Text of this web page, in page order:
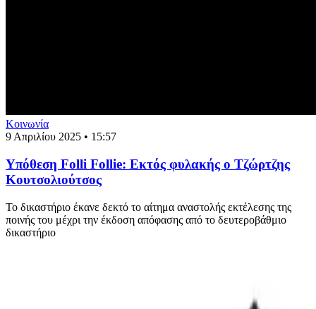
Κοινωνία
9 Απριλίου 2025 • 15:57
Υπόθεση Folli Follie: Εκτός φυλακής ο Τζώρτζης
Κουτσολιούτσος
Το δικαστήριο έκανε δεκτό το αίτημα αναστολής εκτέλεσης της
ποινής του μέχρι την έκδοση απόφασης από το δευτεροβάθμιο
δικαστήριο